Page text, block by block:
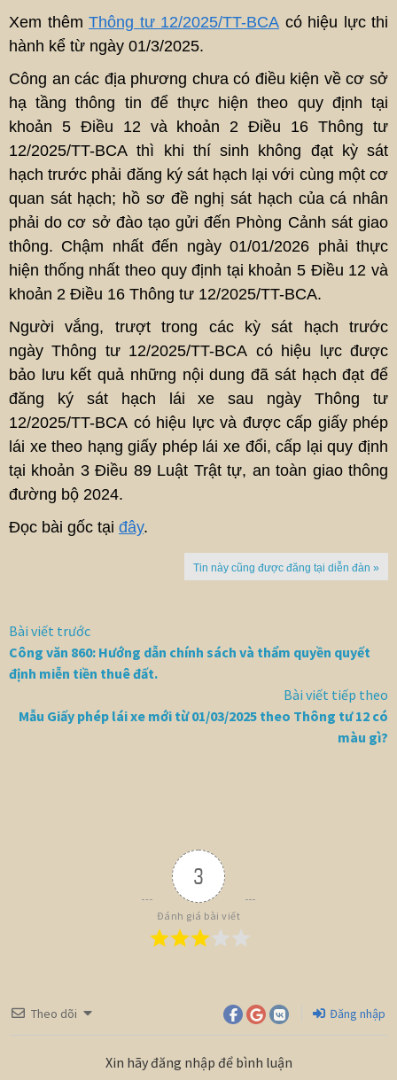
Xem thêm Thông tư 12/2025/TT-BCA có hiệu lực thi
hành kể từ ngày 01/3/2025.
Công an các địa phương chưa có điều kiện về cơ sở
hạ tầng thông tin để thực hiện theo quy định tại
khoản 5 Điều 12 và khoản 2 Điều 16 Thông tư
12/2025/TT-BCA thì khi thí sinh không đạt kỳ sát
hạch trước phải đăng ký sát hạch lại với cùng một cơ
quan sát hạch; hồ sơ đề nghị sát hạch của cá nhân
phải do cơ sở đào tạo gửi đến Phòng Cảnh sát giao
thông. Chậm nhất đến ngày 01/01/2026 phải thực
hiện thống nhất theo quy định tại khoản 5 Điều 12 và
khoản 2 Điều 16 Thông tư 12/2025/TT-BCA.
Người vắng, trượt trong các kỳ sát hạch trước
ngày Thông tư 12/2025/TT-BCA có hiệu lực được
bảo lưu kết quả những nội dung đã sát hạch đạt để
đăng ký sát hạch lái xe sau ngày Thông tư
12/2025/TT-BCA có hiệu lực và được cấp giấy phép
lái xe theo hạng giấy phép lái xe đổi, cấp lại quy định
tại khoản 3 Điều 89 Luật Trật tự, an toàn giao thông
đường bộ 2024.
Đọc bài gốc tại đây.
Tin này cũng được đăng tại diễn đàn »
Bài viết trước
Công văn 860: Hướng dẫn chính sách và thẩm quyền quyết
định miễn tiền thuê đất.
Bài viết tiếp theo
Mẫu Giấy phép lái xe mới từ 01/03/2025 theo Thông tư 12 có
màu gì?
3
Đánh giá bài viết
Theo dõi Đăng nhập
Xin hãy đăng nhập để bình luận